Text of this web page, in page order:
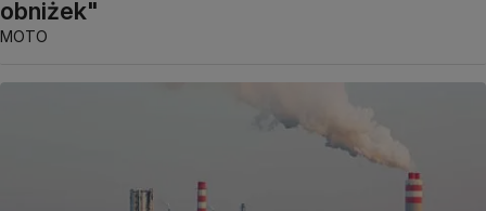
obniżek"
MOTO